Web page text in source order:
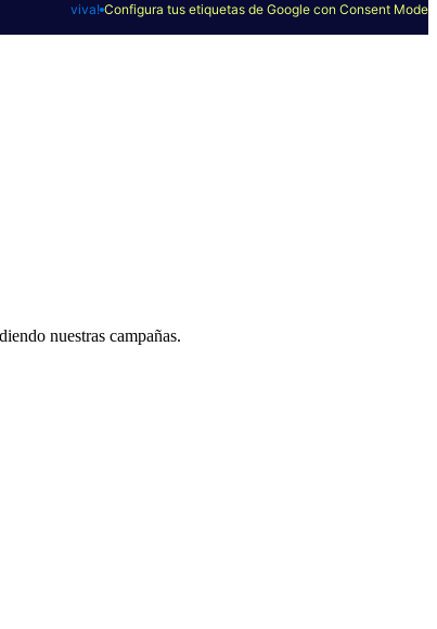
viva! Configura tus etiquetas de Google con Consent Mode
nuestras campañas.